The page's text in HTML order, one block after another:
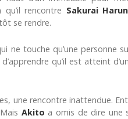
rencontre Sakurai
se rendre.
ne touche qu’une personne
qu’il est atteint
une rencontre inattendue.
Akito a omis de dire une